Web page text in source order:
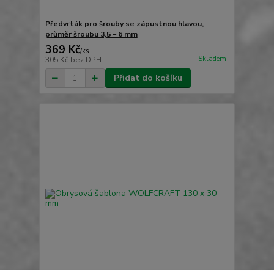
Předvrták pro šrouby se zápustnou hlavou,
průměr šroubu 3,5 – 6 mm
369 Kč/ks
305 Kč bez DPH Skladem
Přidat do košíku